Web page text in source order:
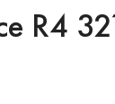
R4